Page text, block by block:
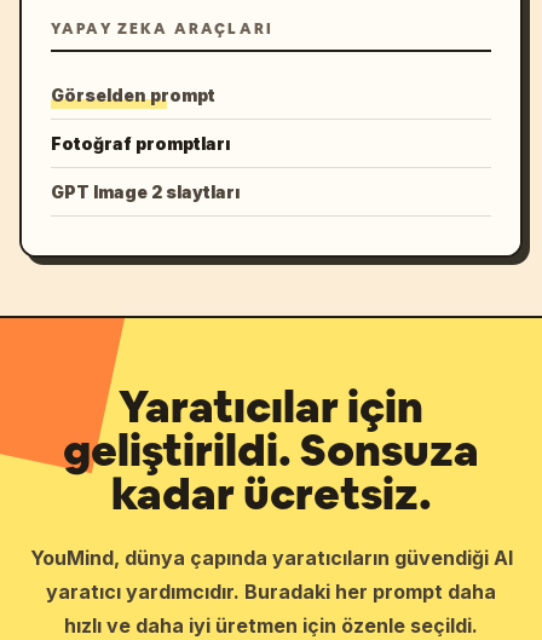
YAPAY ZEKA ARAÇLARI
Görselden prompt
Fotoğraf promptları
GPT Image 2 slaytları
Yaratıcılar için
geliştirildi. Sonsuza
kadar ücretsiz.
YouMind, dünya çapında yaratıcıların güvendiği AI
yaratıcı yardımcıdır. Buradaki her prompt daha
hızlı ve daha iyi üretmen için özenle seçildi.